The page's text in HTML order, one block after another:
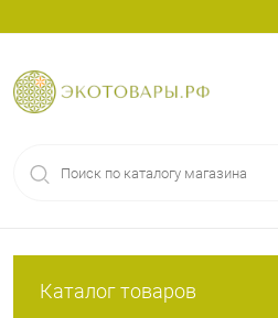
Каталог товаров